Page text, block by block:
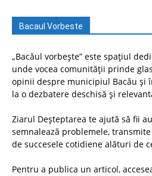
Bacaul Vorbeste
„Bacăul vorbește” este spațiul
unde vocea comunității prinde
opinii despre municipiul Bacău și
la o dezbatere deschisă și
Ziarul Deșteptarea te ajută să fii
semnalează problemele,
de succesele cotidiene alături de
Pentru a publica un articol,